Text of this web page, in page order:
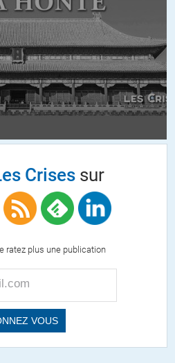
Crisessur
ratez plus une publication